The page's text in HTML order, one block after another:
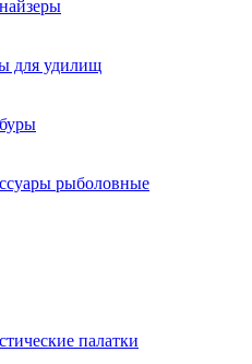
для удилищ
рыболовные
палатки